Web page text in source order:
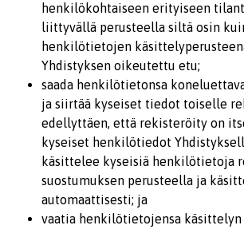
henkilökohtaiseen erityiseen
liittyvällä perusteella siltä osin
henkilötietojen
Yhdistyksen oikeutettu etu;
saada henkilötietonsa
ja siirtää kyseiset tiedot toiselle
edellyttäen, että rekisteröity on
kyseiset henkilötiedot
käsittelee kyseisiä henkilötietoja
suostumuksen perusteella ja
automaattisesti; ja
vaatia henkilötietojensa